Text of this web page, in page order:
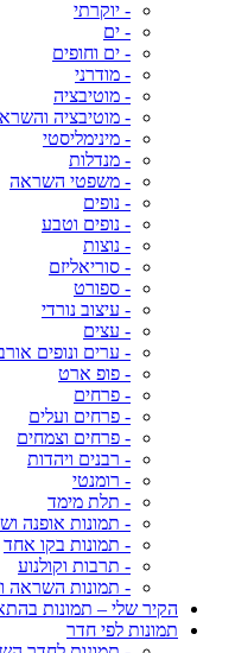
- יוקרתי
- ים
- ים וחופים
- מודרני
- מוטיבציה
- מוטיבציה
- מינימליסטי
- מנדלות
- משפטי השראה
- נופים
- נופים וטבע
- נוצות
- סוריאליזם
- ספורט
- עיצוב נורדי
- עצים
- ערים ונופים
- פופ ארט
- פרחים
- פרחים ועלים
- פרחים וצמחים
- רבנים ויהדות
- רומנטי
- תלת מימד
- תמונות אופנה
- תמונות בקו אחד
- תרבות וקולנוע
- תמונות השראה
הקיר שלי – תמונות
תמונות לפי חדר